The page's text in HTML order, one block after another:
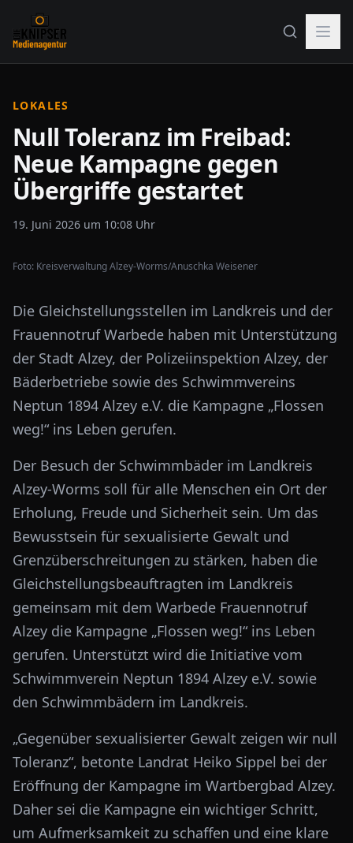
LOKALES
Null Toleranz im Freibad:
Neue Kampagne gegen
Übergriffe gestartet
19. Juni 2026 um 10:08 Uhr
Foto: Kreisverwaltung Alzey-Worms/Anuschka Weisener
Die Gleichstellungsstellen im Landkreis und der
Frauennotruf Warbede haben mit Unterstützung
der Stadt Alzey, der Polizeiinspektion Alzey, der
Bäderbetriebe sowie des Schwimmvereins
Neptun 1894 Alzey e.V. die Kampagne „Flossen
weg!“ ins Leben gerufen.
Der Besuch der Schwimmbäder im Landkreis
Alzey-Worms soll für alle Menschen ein Ort der
Erholung, Freude und Sicherheit sein. Um das
Bewusstsein für sexualisierte Gewalt und
Grenzüberschreitungen zu stärken, haben die
Gleichstellungsbeauftragten im Landkreis
gemeinsam mit dem Warbede Frauennotruf
Alzey die Kampagne „Flossen weg!“ ins Leben
gerufen. Unterstützt wird die Initiative vom
Schwimmverein Neptun 1894 Alzey e.V. sowie
den Schwimmbädern im Landkreis.
„Gegenüber sexualisierter Gewalt zeigen wir null
Toleranz“, betonte Landrat Heiko Sippel bei der
Eröffnung der Kampagne im Wartbergbad Alzey.
Daher sei die Kampagne ein wichtiger Schritt,
um Aufmerksamkeit zu schaffen und eine klare